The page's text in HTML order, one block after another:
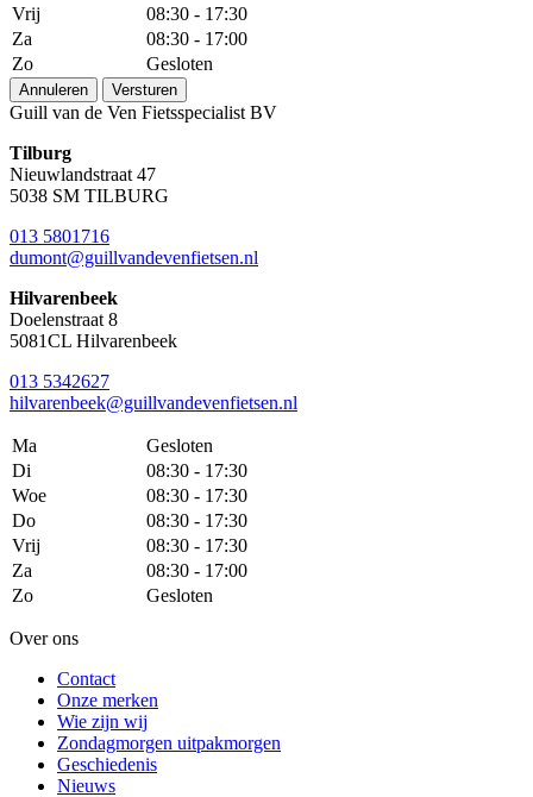
Vrij
08:30 - 17:30
Za
08:30 - 17:00
Zo
Gesloten
Annuleren Versturen
Guill van de Ven Fietsspecialist BV
Tilburg
Nieuwlandstraat 47
5038 SM TILBURG
013 5801716
dumont@guillvandevenfietsen.nl
Hilvarenbeek
Doelenstraat 8
5081CL Hilvarenbeek
013 5342627
hilvarenbeek@guillvandevenfietsen.nl
Ma
Gesloten
Di
08:30 - 17:30
Woe
08:30 - 17:30
Do
08:30 - 17:30
Vrij
08:30 - 17:30
Za
08:30 - 17:00
Zo
Gesloten
Over ons
Contact
Onze merken
Wie zijn wij
Zondagmorgen uitpakmorgen
Geschiedenis
Nieuws